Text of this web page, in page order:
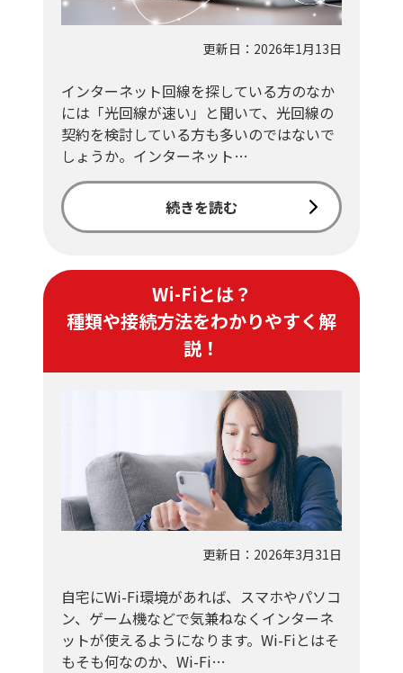
更新日：2026年1月13日
インターネット回線を探している方のなか
には「光回線が速い」と聞いて、光回線の
契約を検討している方も多いのではないで
しょうか。インターネット…
続きを読む
Wi-Fiとは？
種類や接続方法をわかりやすく解
説！
更新日：2026年3月31日
自宅にWi-Fi環境があれば、スマホやパソコ
ン、ゲーム機などで気兼ねなくインターネ
ットが使えるようになります。Wi-Fiとはそ
もそも何なのか、Wi-Fi…